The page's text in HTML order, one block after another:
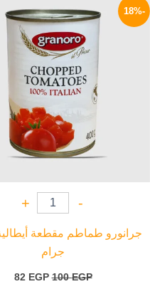
-18%
-
+
جرام
100EGP
الأصلي
هو:
100 EGP.
82 EGP
هو:
82 EGP.